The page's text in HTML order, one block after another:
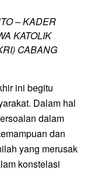
– KADER
KATOLIK
CABANG
ini begitu
Dalam hal
dalam
dan
yang merusak
konstelasi